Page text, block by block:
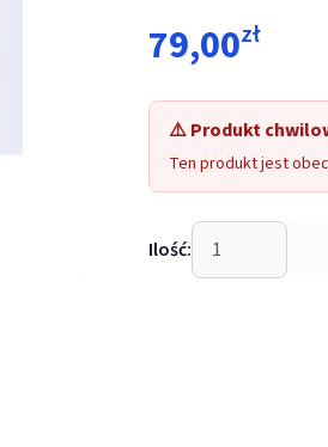
79,00zł
⚠️ Produkt
Ten produkt jest
Ilość: